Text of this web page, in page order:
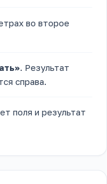
во второе
. Результат
справа.
поля и результат